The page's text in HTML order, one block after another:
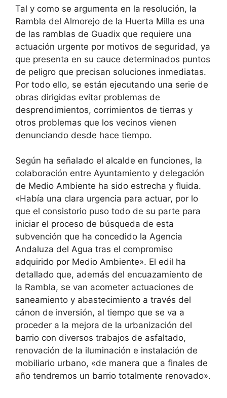
Tal y como se argumenta en la resolución, la
Rambla del Almorejo de la Huerta Milla es una
de las ramblas de Guadix que requiere una
actuación urgente por motivos de seguridad, ya
que presenta en su cauce determinados puntos
de peligro que precisan soluciones inmediatas.
Por todo ello, se están ejecutando una serie de
obras dirigidas evitar problemas de
desprendimientos, corrimientos de tierras y
otros problemas que los vecinos vienen
denunciando desde hace tiempo.
Según ha señalado el alcalde en funciones, la
colaboración entre Ayuntamiento y delegación
de Medio Ambiente ha sido estrecha y fluida.
«Había una clara urgencia para actuar, por lo
que el consistorio puso todo de su parte para
iniciar el proceso de búsqueda de esta
subvención que ha concedido la Agencia
Andaluza del Agua tras el compromiso
adquirido por Medio Ambiente». El edil ha
detallado que, además del encuazamiento de
la Rambla, se van acometer actuaciones de
saneamiento y abastecimiento a través del
cánon de inversión, al tiempo que se va a
proceder a la mejora de la urbanización del
barrio con diversos trabajos de asfaltado,
renovación de la iluminación e instalación de
mobiliario urbano, «de manera que a finales de
año tendremos un barrio totalmente renovado».